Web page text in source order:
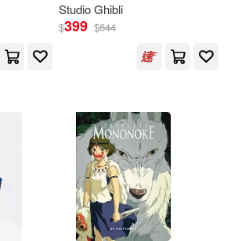
Denison(3)
Leader(3)
(USA) Inc.(1)
Inc.(1)
StudioGhibli
$399 $644